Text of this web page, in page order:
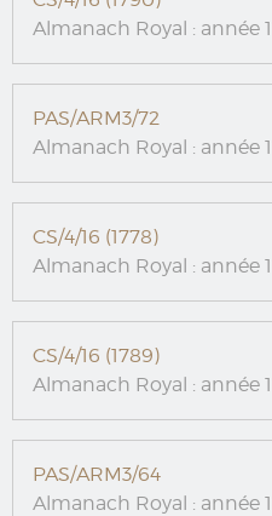
Almanach Royal : année
PAS/ARM3/72
Almanach Royal : année
CS/4/16 (1778)
Almanach Royal : année
CS/4/16 (1789)
Almanach Royal : année
PAS/ARM3/64
Almanach Royal : année